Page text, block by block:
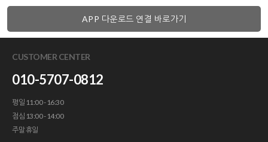
APP 다운로드 연결 바로가기
CUSTOMER CENTER
010-5707-0812
평일 11:00 - 16:30
점심 13:00 - 14:00
주말 휴일